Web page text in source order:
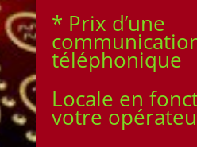
* Prix d’une
téléphonique
Locale en
votre